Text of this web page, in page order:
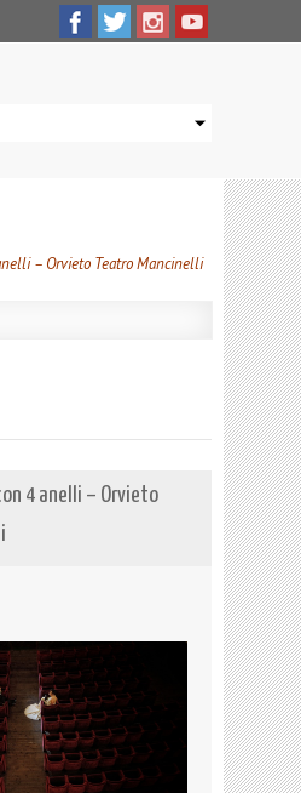
– Orvieto Teatro Mancinelli
4 anelli – Orvieto